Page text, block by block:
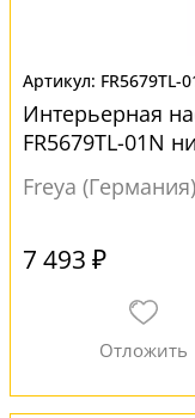
FR5679TL-
Интерьерная
FR5679TL-01N
Freya (Германия)
7 493 ₽